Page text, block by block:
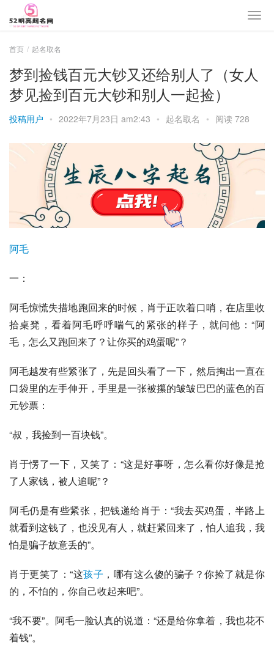
首页 起名取名
梦到捡钱百元大钞又还给别人了（女人
梦见捡到百元大钞和别人一起捡）
投稿用户 • 2022年7月23日 am2:43 • 起名取名 • 阅读 728
阿毛
一：
阿毛惊慌失措地跑回来的时候，肖于正吹着口哨，在店里收
拾桌凳，看着阿毛呼呼喘气的紧张的样子，就问他：“阿
毛，怎么又跑回来了？让你买的鸡蛋呢”？
阿毛越发有些紧张了，先是回头看了一下，然后掏出一直在
口袋里的左手伸开，手里是一张被攥的皱皱巴巴的蓝色的百
元钞票：
“叔，我捡到一百块钱”。
肖于愣了一下，又笑了：“这是好事呀，怎么看你好像是抢
了人家钱，被人追呢”？
阿毛仍是有些紧张，把钱递给肖于：“我去买鸡蛋，半路上
就看到这钱了，也没见有人，就赶紧回来了，怕人追我，我
怕是骗子故意丢的”。
肖于更笑了：“这孩子 ，哪有这么傻的骗子？你捡了就是你
的，不怕的，你自己收起来吧”。
“我不要”。阿毛一脸认真的说道：“还是给你拿着，我也花不
着钱”。